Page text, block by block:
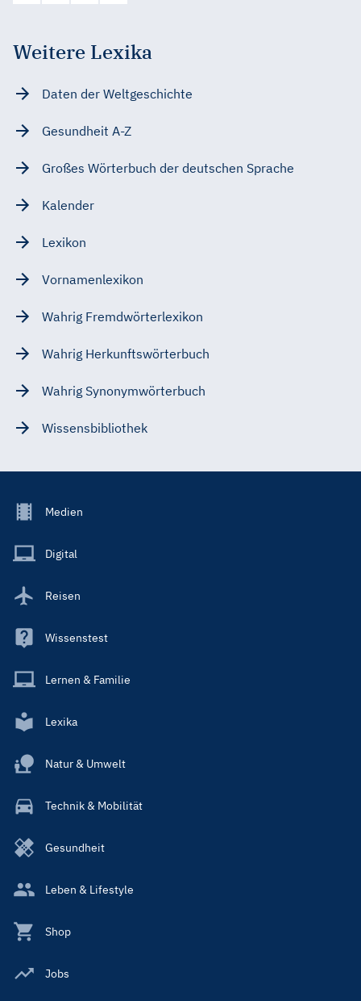
Weitere Lexika
Daten der Weltgeschichte
Gesundheit A-Z
Großes Wörterbuch der deutschen Sprache
Kalender
Lexikon
Vornamenlexikon
Wahrig Fremdwörterlexikon
Wahrig Herkunftswörterbuch
Wahrig Synonymwörterbuch
Wissensbibliothek
Footer
Main
Medien
Digital
Reisen
Wissenstest
Lernen & Familie
Lexika
Natur & Umwelt
Technik & Mobilität
Gesundheit
Leben & Lifestyle
Shop
Jobs